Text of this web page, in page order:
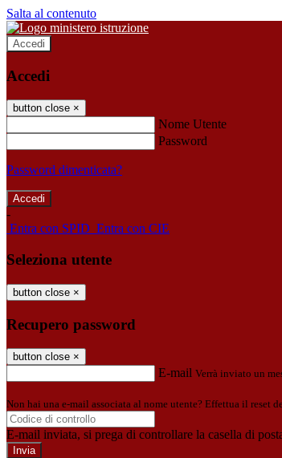
Salta al contenuto
Accedi
Accedi
button close ×
Nome Utente
Password
Password dimenticata?
-
Entra con SPID Entra con CIE
Seleziona utente
button close ×
Recupero password
button close ×
E-mail Verrà inviato un
Non hai una e-mail associata al nome utente? Effettua il reset
E-mail inviata, si prega di controllare la casella di